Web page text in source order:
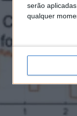
serão
qualquer